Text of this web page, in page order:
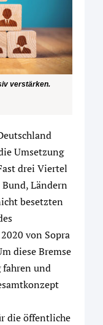
verstärken.
Umsetzung
drei Viertel
Ländern
besetzten
von Sopra
diese Bremse
fahren und
die öffentliche